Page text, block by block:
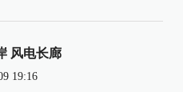
风电长廊
19:16